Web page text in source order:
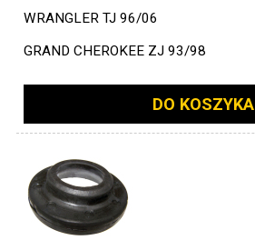
WRANGLER TJ 96/06
GRAND CHEROKEE ZJ 93/98
DO KOSZYKA